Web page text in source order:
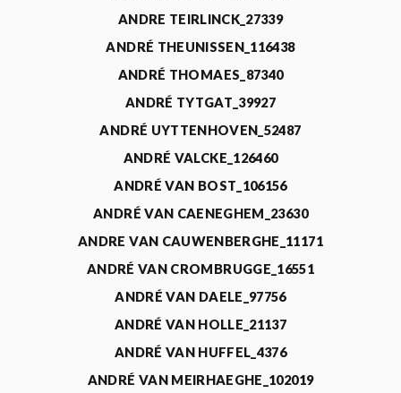
ANDRE TEIRLINCK_27339
ANDRÉ THEUNISSEN_116438
ANDRÉ THOMAES_87340
ANDRÉ TYTGAT_39927
ANDRÉ UYTTENHOVEN_52487
ANDRÉ VALCKE_126460
ANDRÉ VAN BOST_106156
ANDRÉ VAN CAENEGHEM_23630
ANDRE VAN CAUWENBERGHE_11171
ANDRÉ VAN CROMBRUGGE_16551
ANDRÉ VAN DAELE_97756
ANDRÉ VAN HOLLE_21137
ANDRÉ VAN HUFFEL_4376
ANDRÉ VAN MEIRHAEGHE_102019